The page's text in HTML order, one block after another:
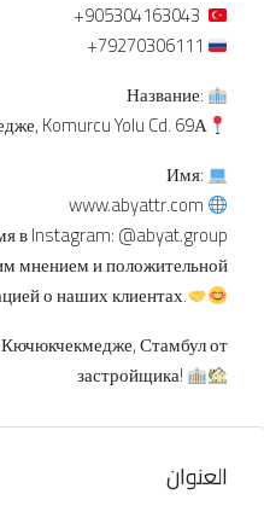
+905304163043
+79270306111
Название:
Komurcu Yolu Cd.69А
Имя:
www.abyattr.com
в Instagram: @abyat.group
мнением и положительной
о наших клиентах.
Стамбул от
застройщика!
العنوان